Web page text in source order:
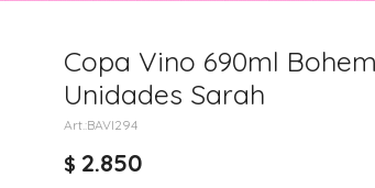
Copa Vino 690ml
Unidades Sarah
BAVI294
$ 2.850